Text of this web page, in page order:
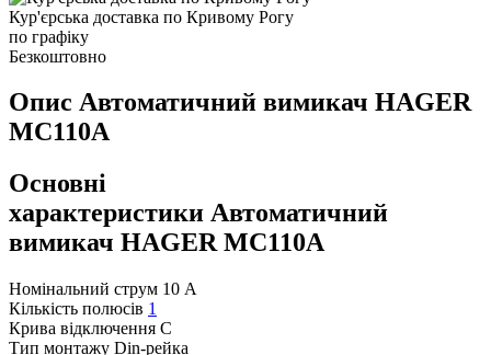
Кур'єрська доставка по Кривому Рогу
по графіку
Безкоштовно
Опис Автоматичний вимикач HAGER
MC110A
Основні
характеристики Автоматичний
вимикач HAGER MC110A
Номінальний струм 10 А
Кількість полюсів 1
Крива відключення C
Тип монтажу Din-рейка